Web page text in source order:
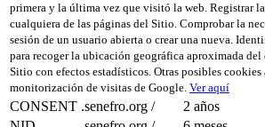
primera y la última vez que visitó la web. Registrar
cualquiera de las páginas del Sitio. Comprobar la
sesión de un usuario abierta o crear una nueva.
para recoger la ubicación geográfica aproximada del
Sitio con efectos estadísticos. Otras posibles
monitorización de visitas de Google. Ver aquí
CONSENT .senefro.org /
2 años